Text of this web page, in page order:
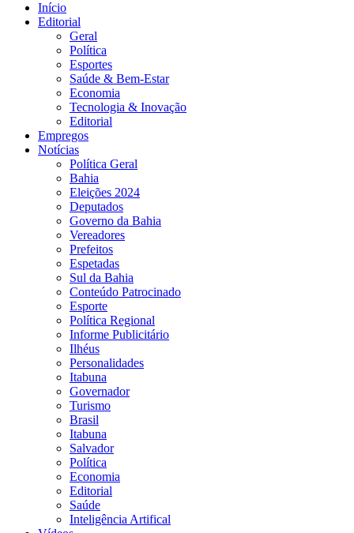
Início
Editorial
Geral
Política
Esportes
Saúde & Bem-Estar
Economia
Tecnologia & Inovação
Editorial
Empregos
Notícias
Política Geral
Bahia
Eleições 2024
Deputados
Governo da Bahia
Vereadores
Prefeitos
Espetadas
Sul da Bahia
Conteúdo Patrocinado
Esporte
Política Regional
Informe Publicitário
Ilhéus
Personalidades
Itabuna
Governador
Turismo
Brasil
Itabuna
Salvador
Política
Economia
Editorial
Saúde
Inteligência Artifical